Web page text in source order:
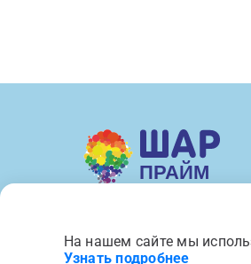
Вся
На нашем сайте мы
Узнать подробнее